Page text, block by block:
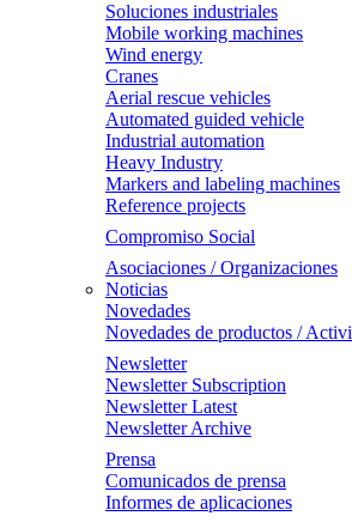
Soluciones industriales
Mobile working machines
Wind energy
Cranes
Aerial rescue vehicles
Automated guided vehicle
Industrial automation
Heavy Industry
Markers and labeling machines
Reference projects
Compromiso Social
Asociaciones / Organizaciones
Noticias
Novedades
Novedades de productos /
Newsletter
Newsletter Subscription
Newsletter Latest
Newsletter Archive
Prensa
Comunicados de prensa
Informes de aplicaciones